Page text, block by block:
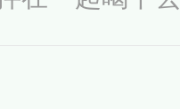
，被害人都